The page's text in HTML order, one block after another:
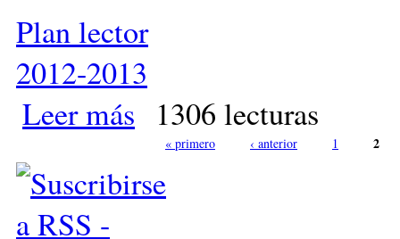
Plan lector
2012-2013
Leer más sobre VIII Concurso Literario Julio Blanco
1306 lecturas
Páginas
« primero ‹ anterior 1 2